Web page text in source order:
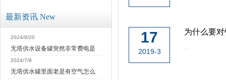
最新资讯 New
2024/8/20
无塔供水设备罐突然非常费电是
2024/7/8
无塔供水罐里面老是有空气怎么
17
2019-3
为什么要
...